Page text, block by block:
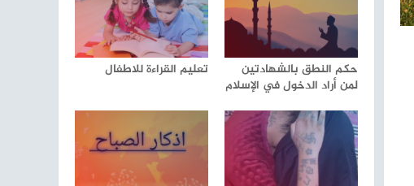
حكم النطق بالشهادتين
لمن أراد الدخول في الإسلام
تعليم القراءة للاطفال